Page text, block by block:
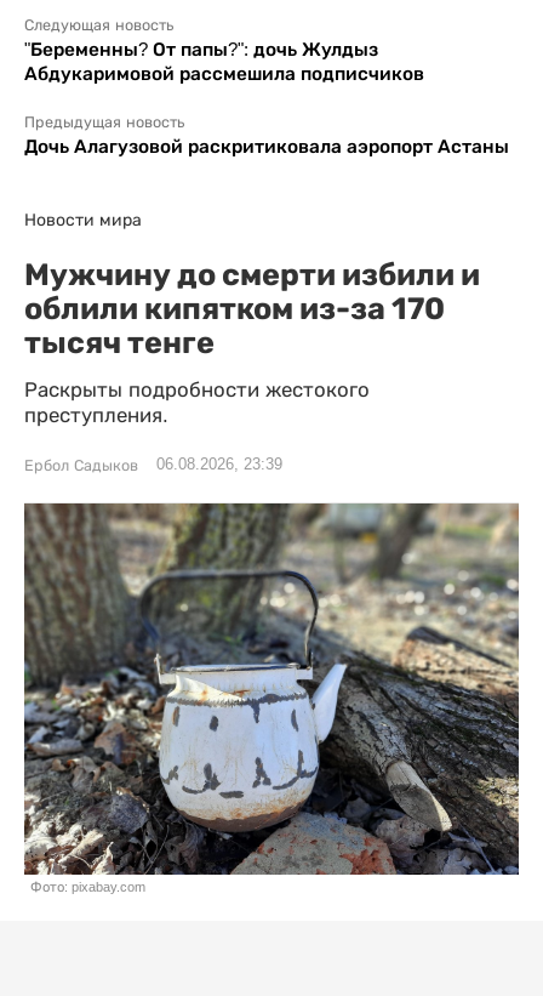
Следующая новость
"Беременны? От папы?": дочь Жулдыз
Абдукаримовой рассмешила подписчиков
Предыдущая новость
Дочь Алагузовой раскритиковала аэропорт Астаны
Новости мира
Мужчину до смерти избили и
облили кипятком из-за 170
тысяч тенге
Раскрыты подробности жестокого
преступления.
Ербол Садыков 06.08.2026, 23:39
Фото: pixabay.com